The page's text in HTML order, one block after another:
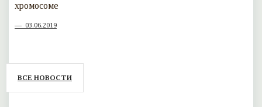
хромосоме
03.06.2019
ВСЕ НОВОСТИ